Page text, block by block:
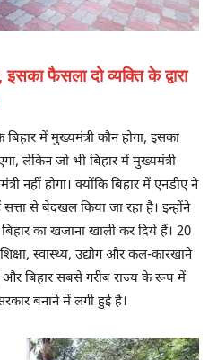
इसका फैसला दो व्यक्ति के द्वारा
में मुख्यमंत्री कौन होगा, इसका
लेकिन जो भी बिहार में मुख्यमंत्री
नहीं होगा। क्योंकि बिहार में एनडीए ने
से बेदखल किया जा रहा है। इन्होंने
का खजाना खाली कर दिये हैं। 20
स्वास्थ्य, उद्योग और कल-कारखाने
बिहार सबसे गरीब राज्य के रूप में
बनाने में लगी हुई है।